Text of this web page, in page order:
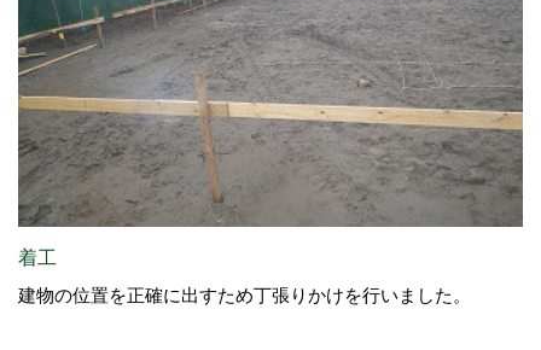
着工
建物の位置を正確に出すため丁張りかけを行いました。